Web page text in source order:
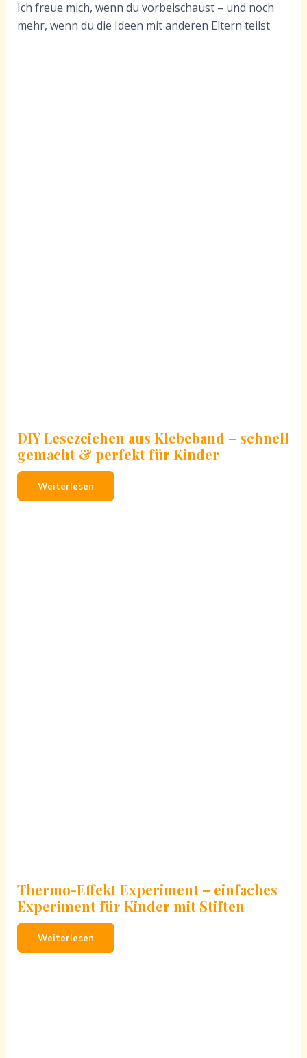
Ich freue mich, wenn du vorbeischaust – und noch
mehr, wenn du die Ideen mit anderen Eltern teilst
DIY Lesezeichen aus Klebeband – schnell
gemacht & perfekt für Kinder
Weiterlesen
Thermo-Effekt Experiment – einfaches
Experiment für Kinder mit Stiften
Weiterlesen